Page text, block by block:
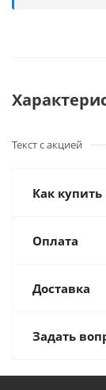
Текст с акцией
Как купить
Оплата
Доставка
Задать